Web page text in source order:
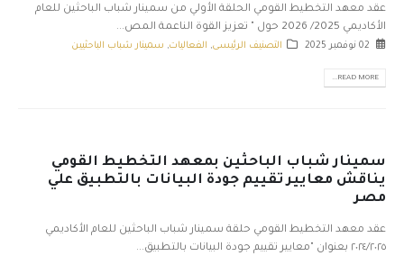
عقد معهد التخطيط القومي الحلقة الأولي من سمينار شباب الباحثين للعام
الأكاديمي 2025/ 2026 حول " تعزيز القوة الناعمة المص...
02 نوفمبر 2025 التصنيف الرئيسى, الفعاليات, سمينار شباب الباحثيين
READ MORE...
سمينار شباب الباحثين بمعهد التخطيط القومي
يناقش معايير تقييم جودة البيانات بالتطبيق علي
مصر
عقد معهد التخطيط القومي حلقة سمينار شباب الباحثين للعام الأكاديمي
٢٠٢٤/٢٠٢٥ بعنوان "معايير تقييم جودة البيانات بالتطبيق...